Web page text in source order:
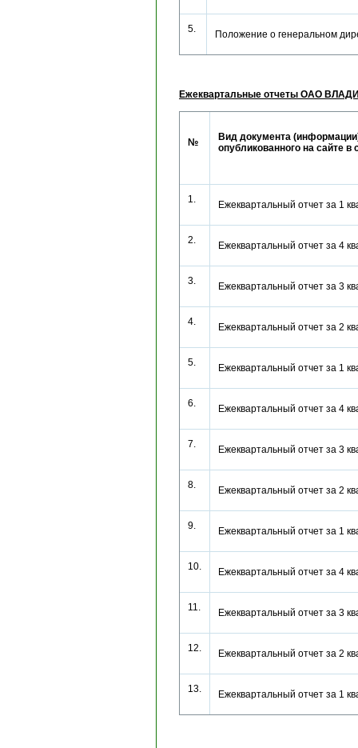
5. Положение о генеральном
Ежеквартальные отчеты ОАО
№
Вид документа
опубликованного на сайте в
1. Ежеквартальный отчет за 1
2. Ежеквартальный отчет за 4
3. Ежеквартальный отчет за 3
4. Ежеквартальный отчет за 2
5. Ежеквартальный отчет за 1
6. Ежеквартальный отчет за 4
7. Ежеквартальный отчет за 3
8. Ежеквартальный отчет за 2
9. Ежеквартальный отчет за 1
10. Ежеквартальный отчет за 4
11. Ежеквартальный отчет за 3
12. Ежеквартальный отчет за 2
13. Ежеквартальный отчет за 1